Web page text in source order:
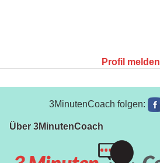
Profil melden
3MinutenCoach folgen:
Über 3MinutenCoach